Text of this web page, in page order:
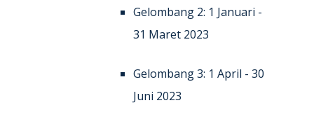
Gelombang 2: 1 Januari -
31 Maret 2023
Gelombang 3: 1 April - 30
Juni 2023